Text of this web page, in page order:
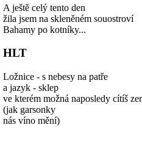
A ještě celý tento den
žila jsem na skleněném souostroví
Bahamy po kotníky...
HLT
Ložnice - s nebesy na patře
a jazyk - sklep
ve kterém možná naposledy cítíš
(jak garsonky
nás víno mění)